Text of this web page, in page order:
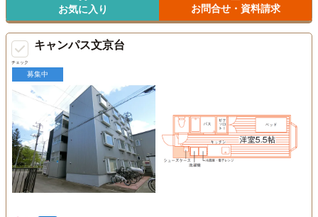
お気に入り お問合せ・資料請求
チェック
キャンパス文京台
募集中